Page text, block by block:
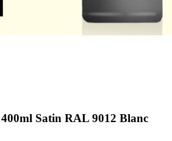
Satin RAL 9012 Blanc